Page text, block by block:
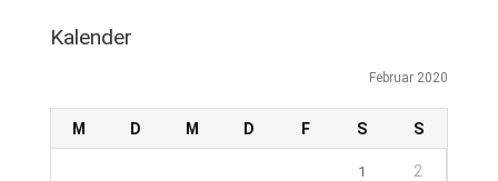
Kalender
Februar 2020
M D M D F S S
1 2